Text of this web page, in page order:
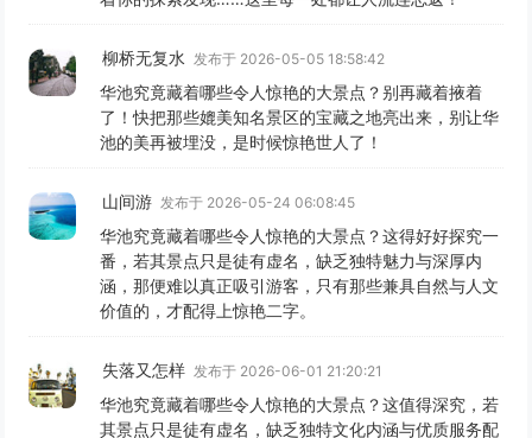
柳桥无复水 发布于 2026-05-05 18:58:42
华池究竟藏着哪些令人惊艳的大景点？别再藏着掖着
了！快把那些媲美知名景区的宝藏之地亮出来，别让华
池的美再被埋没，是时候惊艳世人了！
山间游 发布于 2026-05-24 06:08:45
华池究竟藏着哪些令人惊艳的大景点？这得好好探究一
番，若其景点只是徒有虚名，缺乏独特魅力与深厚内
涵，那便难以真正吸引游客，只有那些兼具自然与人文
价值的，才配得上惊艳二字。
失落又怎样 发布于 2026-06-01 21:20:21
华池究竟藏着哪些令人惊艳的大景点？这值得深究，若
其景点只是徒有虚名，缺乏独特文化内涵与优质服务配